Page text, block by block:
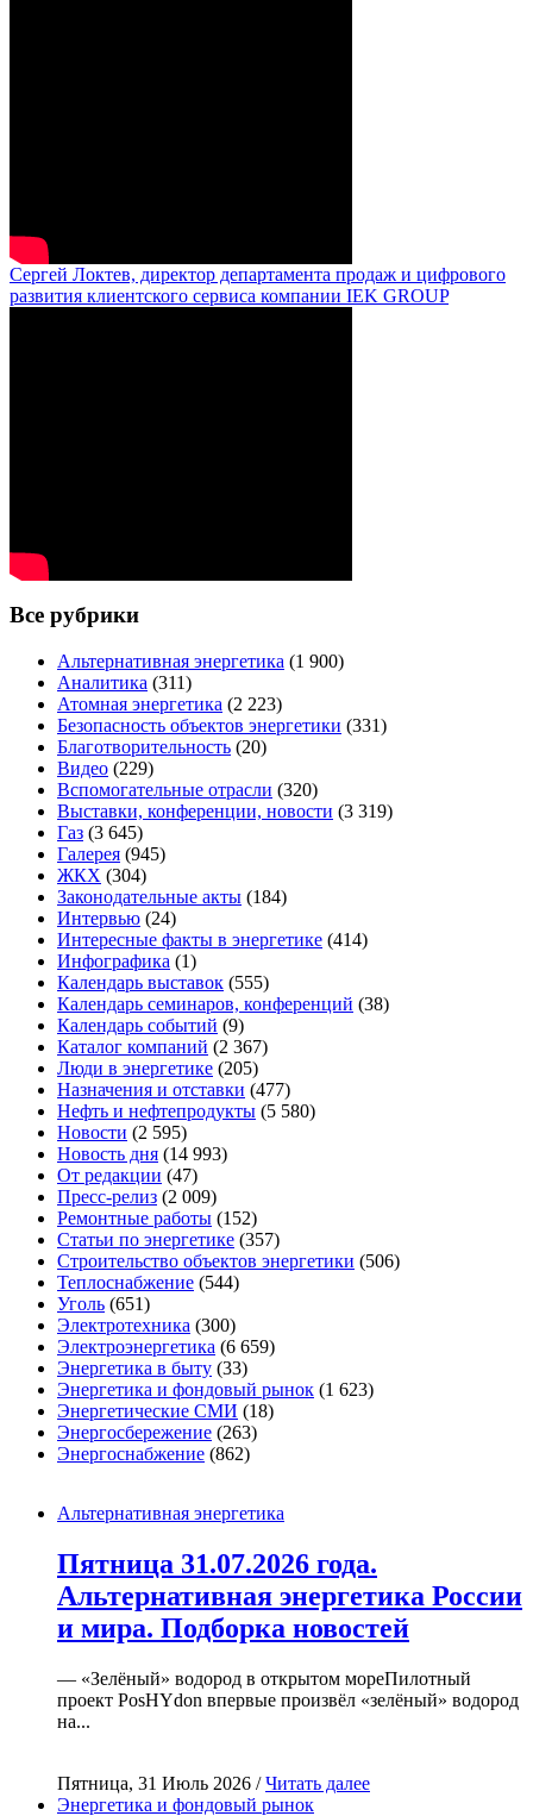
Сергей Локтев, директор департамента продаж и цифрового
развития клиентского сервиса компании IEK GROUP
Все рубрики
Альтернативная энергетика (1 900)
Аналитика (311)
Атомная энергетика (2 223)
Безопасность объектов энергетики (331)
Благотворительность (20)
Видео (229)
Вспомогательные отрасли (320)
Выставки, конференции, новости (3 319)
Газ (3 645)
Галерея (945)
ЖКХ (304)
Законодательные акты (184)
Интервью (24)
Интересные факты в энергетике (414)
Инфографика (1)
Календарь выставок (555)
Календарь семинаров, конференций (38)
Календарь событий (9)
Каталог компаний (2 367)
Люди в энергетике (205)
Назначения и отставки (477)
Нефть и нефтепродукты (5 580)
Новости (2 595)
Новость дня (14 993)
От редакции (47)
Пресс-релиз (2 009)
Ремонтные работы (152)
Статьи по энергетике (357)
Строительство объектов энергетики (506)
Теплоснабжение (544)
Уголь (651)
Электротехника (300)
Электроэнергетика (6 659)
Энергетика в быту (33)
Энергетика и фондовый рынок (1 623)
Энергетические СМИ (18)
Энергосбережение (263)
Энергоснабжение (862)
Альтернативная энергетика
Пятница 31.07.2026 года.
Альтернативная энергетика России
и мира. Подборка новостей
— «Зелёный» водород в открытом мореПилотный
проект PosHYdon впервые произвёл «зелёный» водород
на...
Пятница, 31 Июль 2026 /Читать далее
Энергетика и фондовый рынок